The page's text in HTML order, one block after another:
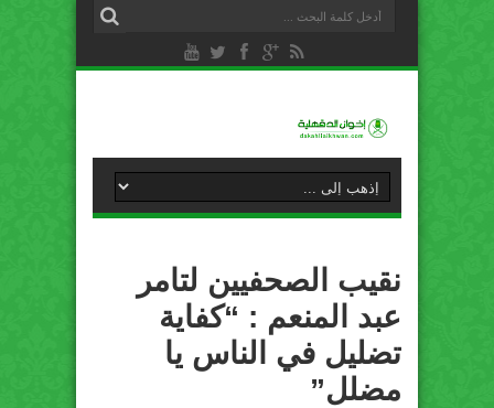
نقيب الصحفيين لتامر
عبد المنعم : “كفاية
تضليل في الناس يا
مضلل”